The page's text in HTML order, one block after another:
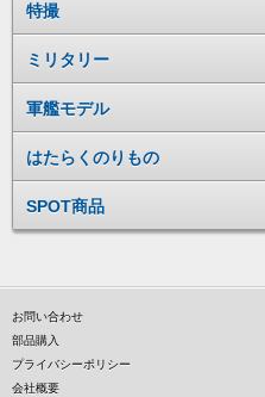
特撮
ミリタリー
軍艦モデル
はたらくのりもの
SPOT商品
お問い合わせ
部品購入
プライバシーポリシー
会社概要